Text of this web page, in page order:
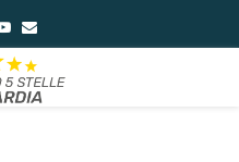
Youtube
Email